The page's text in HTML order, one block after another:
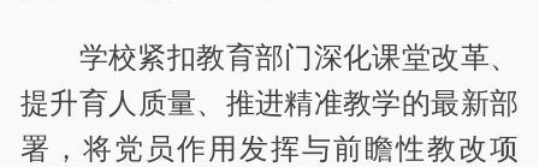
学校紧扣教育部门深化课堂改革、
提升育人质量、推进精准教学的最新部
署，将党员作用发挥与前瞻性教改项